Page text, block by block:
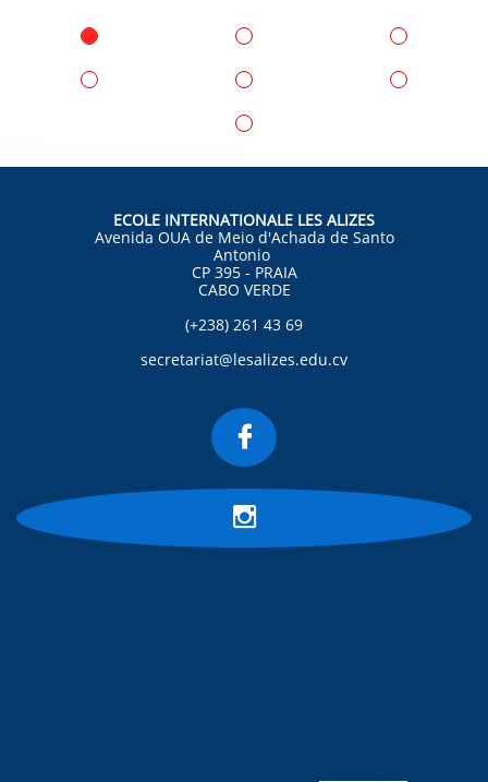
ECOLE INTERNATIONALE LES ALIZES
Avenida OUA de Meio d'Achada de Santo
Antonio
CP 395 - PRAIA
CABO VERDE
(+238) 261 43 69
secretariat@lesalizes.edu.cv

